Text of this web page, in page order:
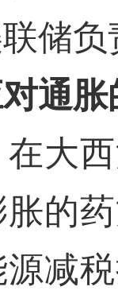
储负
通
西
的
减